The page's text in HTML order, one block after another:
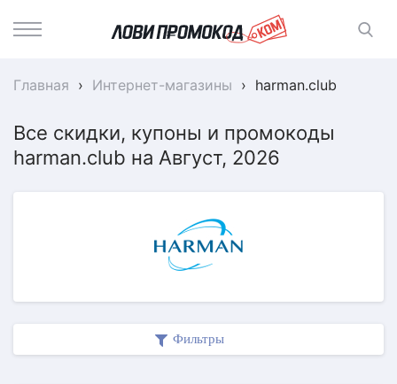
Главная › Интернет-магазины › harman.club
Все скидки, купоны и промокоды
harman.club на Август, 2026
Фильтры